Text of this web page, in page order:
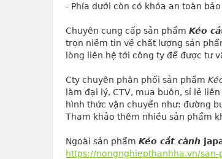
- Phía dưới còn có khóa an toàn
Chuyên cung cấp sản phẩm Kéo
trọn niềm tin về chất lượng sản
lòng liên hệ tới công ty để được tư
Cty chuyên phân phối sản phẩm
làm đại lý, CTV, mua buôn, sỉ lẻ
hình thức vận chuyển như: đường
Tham khảo thêm nhiều sản phẩm
Ngoài sản phẩm Kéo cắt cành
https://nongnghiepthanhha.vn/